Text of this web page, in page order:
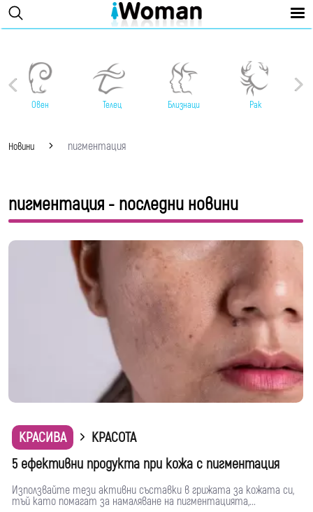
Овен Телец Близнаци Рак
Новини пигментация
пигментация - последни новини
КРАСИВА
КРАСОТА
5 ефективни продукта при кожа с пигментация
Използвайте тези активни съставки в грижата за кожата си,
тъй като помагат за намаляване на пигментацията,...